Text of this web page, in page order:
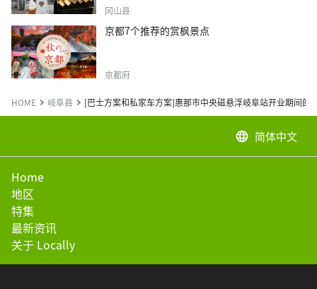
冈山县
京都7个推荐的赏枫景点
京都府
HOME 岐阜县 [巴士方案和私家车方案]惠那市中央磁悬浮岐阜站开业期间的
language 简体中文
Home
地区
特集
最新资讯
关于 Locally